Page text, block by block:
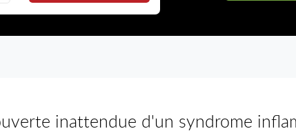
inattendue d'un syndrome